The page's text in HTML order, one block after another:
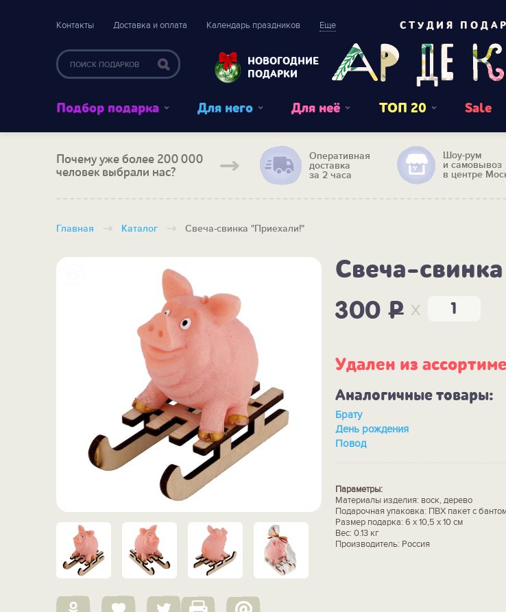
Контакты Доставка и оплата Календарь праздников Еще
НОВОГОДНИЕ
ПОДАРКИ
СТУДИЯ
Подбор подарка Для него Для неё ТОП 20 Sale
Почему уже более 200 000
человек выбрали нас?
Оперативная
доставка
за 2 часа
Шоу-рум
и самовывоз
в центре
Главная Каталог Свеча-свинка "Приехали!"
Свеча-
300P x
Удален из
Аналогичные товары:
Брату
День рождения
Повод
Параметры:
Материалы изделия: воск, дерево
Подарочная упаковка: ПВХ пакет с
Размер подарка: 6 х 10,5 х 10 см
Вес: 0.13 кг
Производитель: Россия